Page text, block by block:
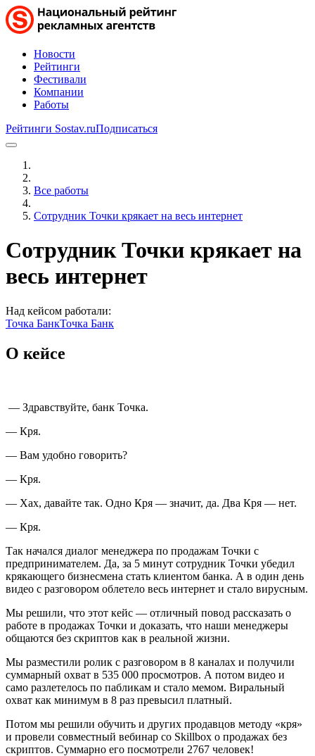
Новости
Рейтинги
Фестивали
Компании
Работы
Рейтинги Sostav.ruПодписаться
Все работы
Сотрудник Точки крякает на весь интернет
Сотрудник Точки крякает на
весь интернет
Над кейсом работали:
Точка БанкТочка Банк
О кейсе
— Здравствуйте, банк Точка.
— Кря.
— Вам удобно говорить?
— Кря.
— Хах, давайте так. Одно Кря — значит, да. Два Кря — нет.
— Кря.
Так начался диалог менеджера по продажам Точки с
предпринимателем. Да, за 5 минут сотрудник Точки убедил
крякающего бизнесмена стать клиентом банка. А в один день
видео с разговором облетело весь интернет и стало вирусным.
Мы решили, что этот кейс — отличный повод рассказать о
работе в продажах Точки и доказать, что наши менеджеры
общаются без скриптов как в реальной жизни.
Мы разместили ролик с разговором в 8 каналах и получили
суммарный охват в 535 000 просмотров. А потом видео и
само разлетелось по пабликам и стало мемом. Виральный
охват как минимум в 8 раз превысил платный.
Потом мы решили обучить и других продавцов методу «кря»
и провели совместный вебинар со Skillbox о продажах без
скриптов. Суммарно его посмотрели 2767 человек!